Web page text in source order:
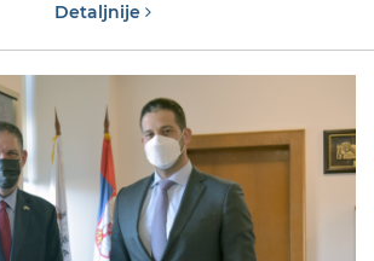
Detaljnije